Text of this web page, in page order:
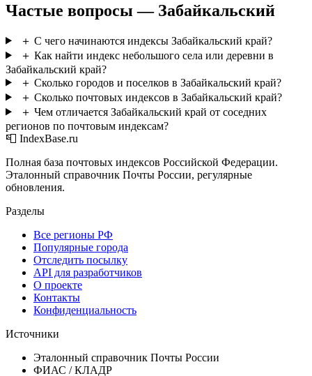
Частые вопросы — Забайкальский
＋ С чего начинаются индексы Забайкальский край?
＋ Как найти индекс небольшого села или деревни в
Забайкальский край?
＋ Сколько городов и поселков в Забайкальский край?
＋ Сколько почтовых индексов в Забайкальский край?
＋ Чем отличается Забайкальский край от соседних
регионов по почтовым индексам?
📮 IndexBase.ru
Полная база почтовых индексов Российской Федерации.
Эталонный справочник Почты России, регулярные
обновления.
Разделы
Все регионы РФ
Популярные города
Отследить посылку
API для разработчиков
О проекте
Контакты
Конфиденциальность
Источники
Эталонный справочник Почты России
ФИАС / КЛАДР